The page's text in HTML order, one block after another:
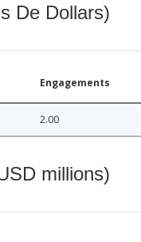
De Dollars)
Engagements
2.00
millions)